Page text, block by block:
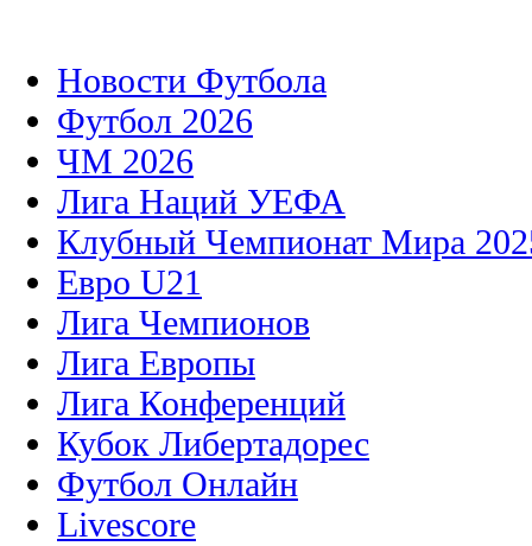
Новости Футбола
Футбол 2026
ЧМ 2026
Лига Наций УЕФА
Клубный Чемпионат Мира
Евро U21
Лига Чемпионов
Лига Европы
Лига Конференций
Кубок Либертадорес
Футбол Онлайн
Livescore